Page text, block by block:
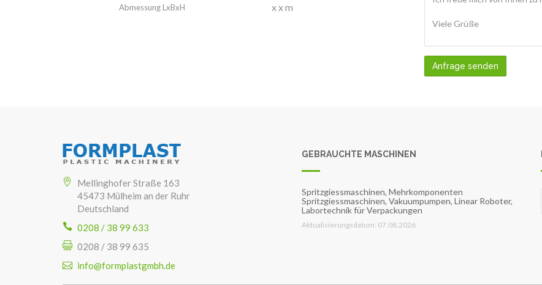
Abmessung LxBxH x x m
Anfrage senden
Mellinghofer Straße 163
45473 Mülheim an der Ruhr
Deutschland
0208 / 38 99 633
0208 / 38 99 635
info@formplastgmbh.de
GEBRAUCHTE MASCHINEN
Spritzgiessmaschinen, Mehrkomponenten
Spritzgiessmaschinen, Vakuumpumpen, Linear Roboter,
Labortechnik für Verpackungen
Aktualisierungsdatum: 07.08.2026